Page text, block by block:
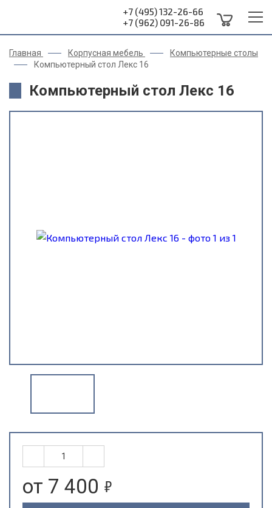
+7 (495) 132-26-66
+7 (962) 091-26-86
Главная Корпусная мебель
Компьютерные столы
Компьютерный стол Лекс 16
Компьютерный стол Лекс 16
от 7 400 5